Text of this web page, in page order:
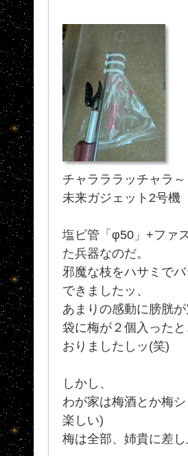
チャラララッチャラ
未来ガジェット2号
塩ビ管「φ50」+ファ
た兵器なのだ。
邪魔な枝をハサミで
できましたッ、
あまりの感動に膀胱
袋に梅が２個入った
おりましたしッ(笑)
しかし、
わが家は梅酒とか梅
楽しい)
梅は全部、姉貴に差し